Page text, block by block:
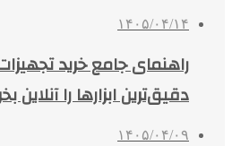
۱۴۰۵/۰۴/۱۴
راهنمای جامع خرید
دقیق‌ترین ابزارها را آنلاین
۱۴۰۵/۰۴/۰۹